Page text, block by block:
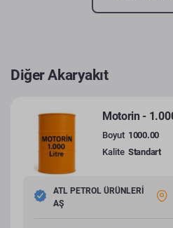
Diğer Akaryakıt
Motorin -
Boyut 1000.00
Kalite Standart
ATL PETROL ÜRÜNLERİ
AŞ